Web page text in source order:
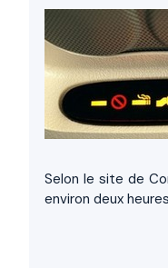
Selon le site de
environ deux